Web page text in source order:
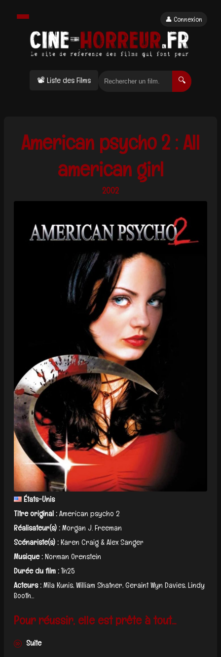
📽 Liste des Films 🔍
👤 Connexion
American psycho 2 : All
american girl
2002
États-Unis
Titre original :American psycho 2
Réalisateur(s) :Morgan J. Freeman
Scénariste(s) :Karen Craig & Alex Sanger
Musique :Norman Orenstein
Durée du film :1h25
Acteurs :Mila Kunis, William Shatner, Geraint Wyn Davies, Lindy
Booth...
Pour réussir, elle est prête à tout...
Suite